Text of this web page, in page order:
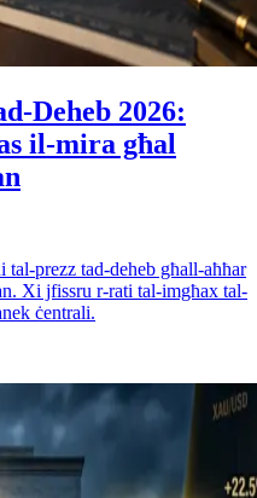
Deheb 2026:
il-mira għal
prezz tad-deheb għall-aħħar
Xi jfissru r-rati tal-imgħax tal-
ċentrali.